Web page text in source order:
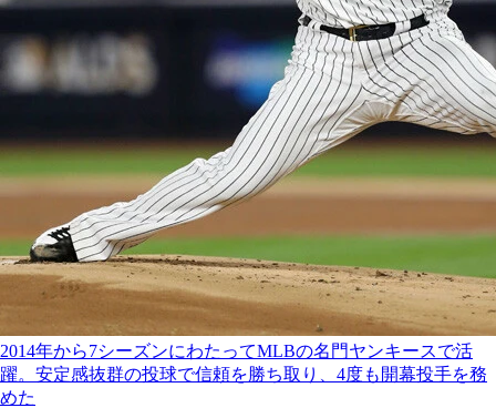
2014年から7シーズンにわたってMLBの名門ヤンキースで活
躍。安定感抜群の投球で信頼を勝ち取り、4度も開幕投手を務
めた